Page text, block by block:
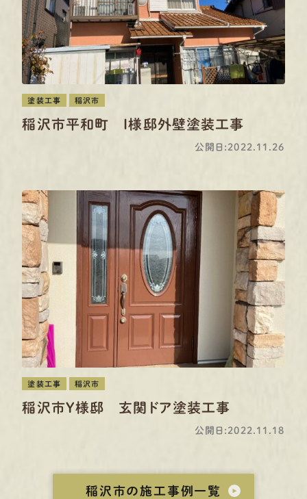
塗装工事 稲沢市
稲沢市平和町 I様邸外壁塗装工事
公開日:2022.11.26
塗装工事 稲沢市
稲沢市Y様邸 玄関ドア塗装工事
公開日:2022.11.18
稲沢市の施工事例一覧